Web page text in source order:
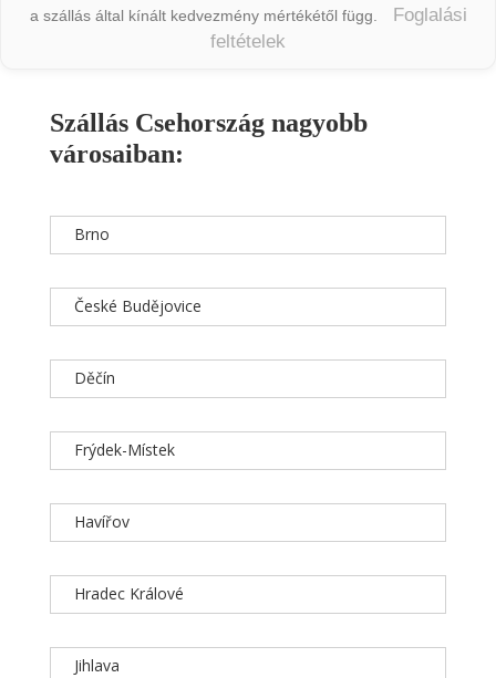
a szállás által kínált kedvezmény mértékétől függ.
Foglalási
feltételek
Szállás Csehország nagyobb
városaiban:
Brno
České Budějovice
Děčín
Frýdek-Místek
Havířov
Hradec Králové
Jihlava